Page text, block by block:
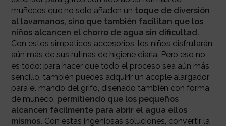
muñecos que no solo añaden un toque de diversión
al lavamanos, sino que también facilitan que los
niños alcancen el chorro de agua sin dificultad.
Con estos simpáticos accesorios, los niños disfrutarán
aún más de sus rutinas de higiene diaria. Pero eso no
es todo: para hacer que todo el proceso sea aún más
sencillo, también puedes adquirir un acople alargador
para el mando del grifo, diseñado también con forma
de muñeco, permitiendo que los pequeños
alcancen fácilmente para abrir el agua ellos
mismos. Con estas ingeniosas soluciones, convertir la